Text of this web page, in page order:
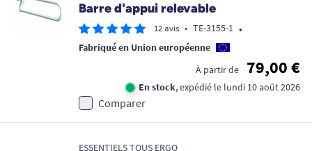
Barre d'appui relevable
12 avis • TE-3155-1 •
Fabriqué en Union européenne
À partir de
79,00 €
En stock, expédié le lundi 10 août 2026
Comparer
ESSENTIELS TOUS ERGO